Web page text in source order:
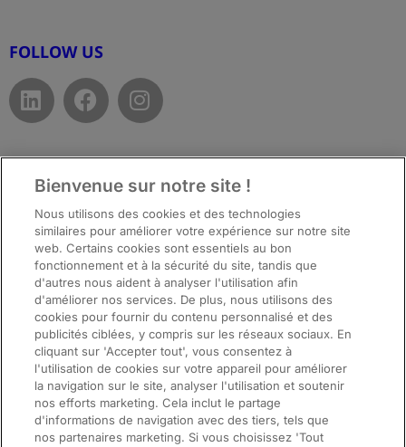
FOLLOW US
Bienvenue sur notre site !
Nous utilisons des cookies et des technologies
similaires pour améliorer votre expérience sur notre site
web. Certains cookies sont essentiels au bon
fonctionnement et à la sécurité du site, tandis que
d'autres nous aident à analyser l'utilisation afin
d'améliorer nos services. De plus, nous utilisons des
cookies pour fournir du contenu personnalisé et des
publicités ciblées, y compris sur les réseaux sociaux. En
cliquant sur 'Accepter tout', vous consentez à
l'utilisation de cookies sur votre appareil pour améliorer
la navigation sur le site, analyser l'utilisation et soutenir
nos efforts marketing. Cela inclut le partage
d'informations de navigation avec des tiers, tels que
nos partenaires marketing. Si vous choisissez 'Tout